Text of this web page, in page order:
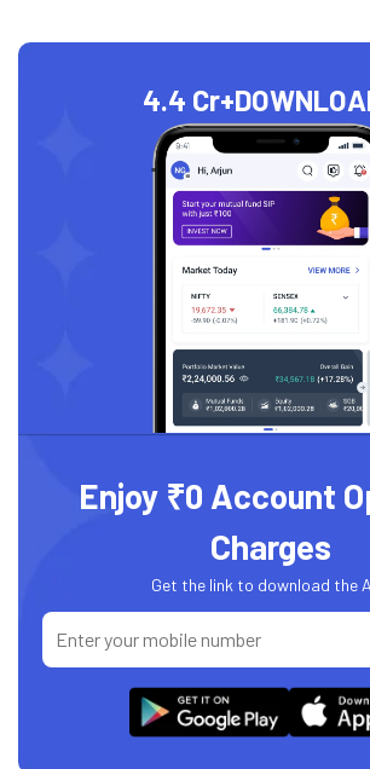
4.4 Cr+
Enjoy ₹0 Account
Charges
Get the link to download the